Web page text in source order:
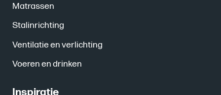
Matrassen
Stalinrichting
Ventilatie en verlichting
Voeren en drinken
Inspiratie